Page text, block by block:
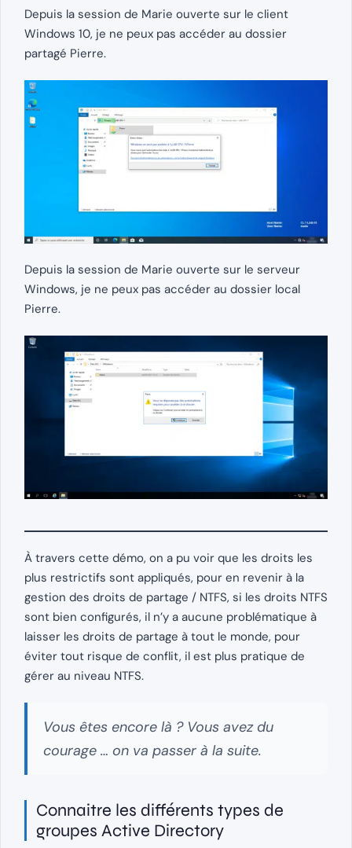
Depuis la session de Marie ouverte sur le client
Windows 10, je ne peux pas accéder au dossier
partagé Pierre.
Depuis la session de Marie ouverte sur le serveur
Windows, je ne peux pas accéder au dossier local
Pierre.
À travers cette démo, on a pu voir que les droits les
plus restrictifs sont appliqués, pour en revenir à la
gestion des droits de partage / NTFS, si les droits NTFS
sont bien configurés, il n’y a aucune problématique à
laisser les droits de partage à tout le monde, pour
éviter tout risque de conflit, il est plus pratique de
gérer au niveau NTFS.
Vous êtes encore là ? Vous avez du
courage … on va passer à la suite.
Connaitre les différents types de
groupes Active Directory